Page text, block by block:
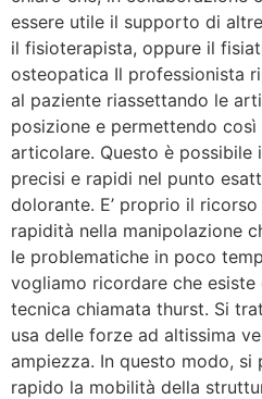
essere utile il supporto di
il fisioterapista, oppure il
osteopatica Il professionista
al paziente riassettando le
posizione e permettendo
articolare. Questo è possibile
precisi e rapidi nel punto
dolorante. E’ proprio il
rapidità nella manipolazione
le problematiche in poco
vogliamo ricordare che esiste
tecnica chiamata thurst. Si
usa delle forze ad altissima
ampiezza. In questo modo,
rapido la mobilità della